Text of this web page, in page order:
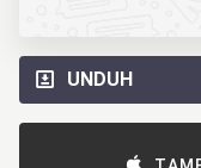
UNDUH